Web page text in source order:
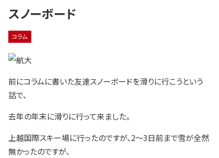
スノーボード
コラム
前にコラムに書いた友達スノーボードを滑りに行こうという
話で、
去年の年末に滑りに行って来ました。
上越国際スキー場に行ったのですが、2～3日前まで雪が全然
無かったのですが、